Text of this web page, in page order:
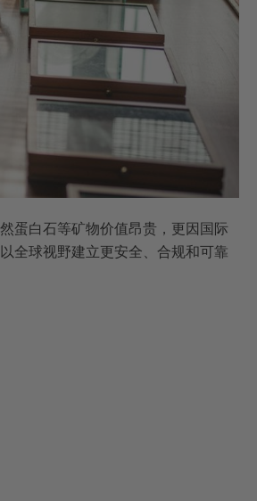
蛋白石等矿物价值昂贵，更因国际
全球视野建立更安全、合规和可靠